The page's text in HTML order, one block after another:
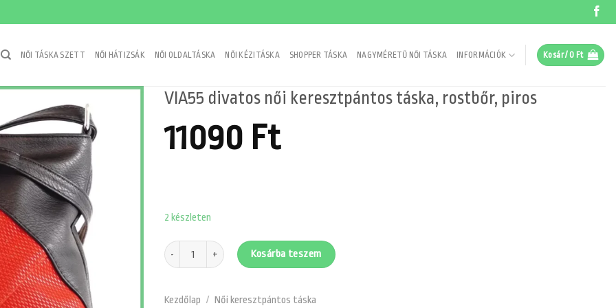
NŐI TÁSKA SZETT NŐI HÁTIZSÁK NŐI OLDALTÁSKA NŐI KÉZITÁSKA SHOPPER TÁSKA NAGYMÉRETŰ NŐI TÁSKA INFORMÁCIÓK Kosár / 0 Ft
VIA55 divatos női keresztpántos táska, rostbőr, piros
11090 Ft
2 készleten
VIA55 divatos női keresztpántos táska, rostbőr, piros mennyiség
Kosárba teszem
Kezdőlap / Női keresztpántos táska